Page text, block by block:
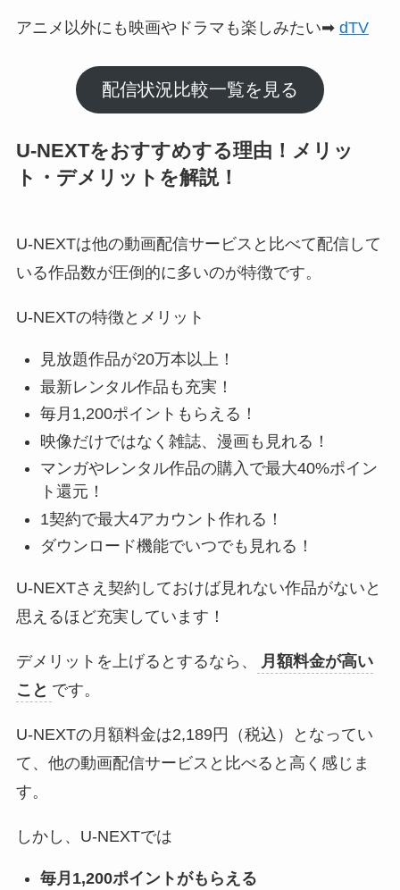
アニメ以外にも映画やドラマも楽しみたい➡ dTV
配信状況比較一覧を見る
U-NEXTをおすすめする理由！メリッ
ト・デメリットを解説！
U-NEXTは他の動画配信サービスと比べて配信して
いる作品数が圧倒的に多いのが特徴です。
U-NEXTの特徴とメリット
見放題作品が20万本以上！
最新レンタル作品も充実！
毎月1,200ポイントもらえる！
映像だけではなく雑誌、漫画も見れる！
マンガやレンタル作品の購入で最大40%ポイン
ト還元！
1契約で最大4アカウント作れる！
ダウンロード機能でいつでも見れる！
U-NEXTさえ契約しておけば見れない作品がないと
思えるほど充実しています！
デメリットを上げるとするなら、
月額料金が高い
こと です。
U-NEXTの月額料金は2,189円（税込）となってい
て、他の動画配信サービスと比べると高く感じま
す。
しかし、U-NEXTでは
毎月1,200ポイントがもらえる